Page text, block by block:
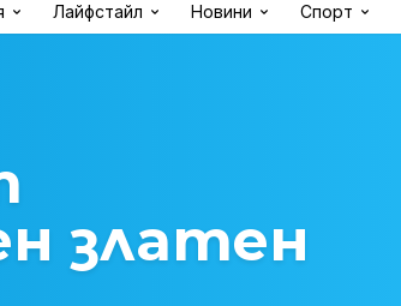
Лайфстайл Новини Спорт
златен